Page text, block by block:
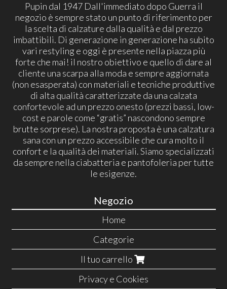
Pupin dal 1947 Dall'immediato dopo Guerra il
negozio è sempre stato un punto di riferimento per
la scelta di calzature dalla qualità e dal prezzo
imbattibili. Di generazione in generazione ha subito
vari restyling e oggi è presente nella piazza più
forte che mai! il nostro obiettivo e quello di dare al
cliente una scarpa alla moda e sempre aggiornata
(non esasperata) con materiali e tecniche produttive
di alta qualità caratterizzate da una calzata
confortevole ad un prezzo onesto (prezzi bassi, low-
cost e parole come “gratis” nascondono sempre
brutte sorprese). La nostra proposta è una calzatura
sana con un prezzo accessibile che cura molto il
confort e la qualità dei materiali. Siamo specializzati
da sempre nella ciabatteria e pantofoleria per tutte
le esigenze.
Negozio
Home
Categorie
Il tuo carrello
Privacy e Cookies